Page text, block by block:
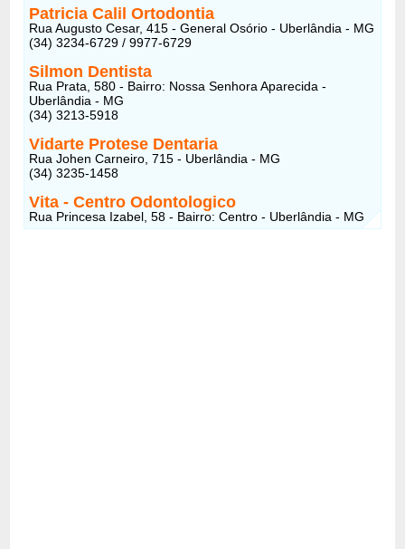
Patricia Calil Ortodontia
Rua Augusto Cesar, 415 - General Osório - Uberlândia - MG
(34) 3234-6729 / 9977-6729
Silmon Dentista
Rua Prata, 580 - Bairro: Nossa Senhora Aparecida -
Uberlândia - MG
(34) 3213-5918
Vidarte Protese Dentaria
Rua Johen Carneiro, 715 - Uberlândia - MG
(34) 3235-1458
Vita - Centro Odontologico
Rua Princesa Izabel, 58 - Bairro: Centro - Uberlândia - MG